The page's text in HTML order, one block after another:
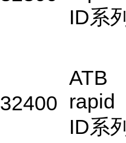
ID系列
32400
ATB
rapid
ID系列